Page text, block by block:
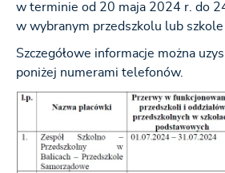
w terminie od 20 maja 2024 r. do
w wybranym przedszkolu lub
Szczegółowe informacje można
poniżej numerami telefonów.